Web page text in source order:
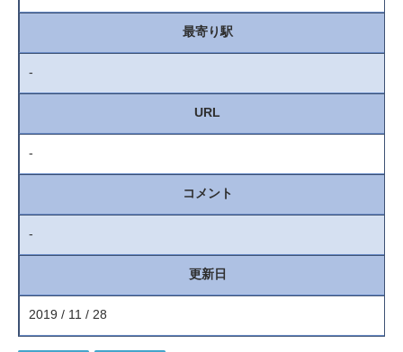
最寄り駅
-
URL
-
コメント
-
更新日
2019 / 11 / 28